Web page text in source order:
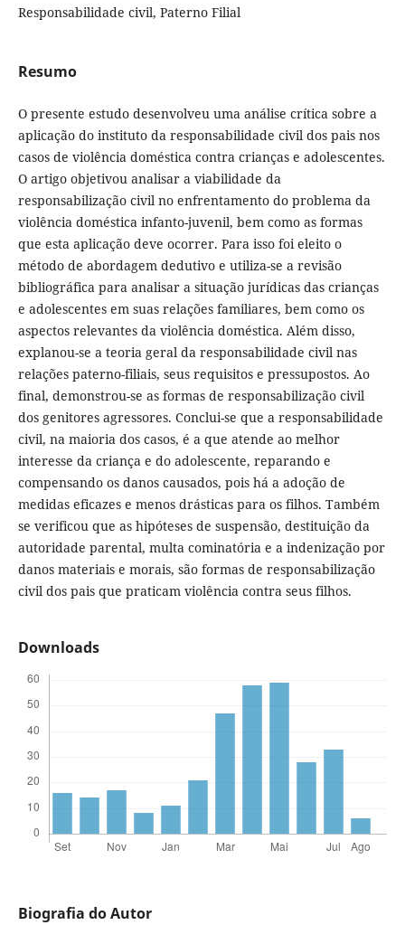
Responsabilidade civil, Paterno Filial
Resumo
O presente estudo desenvolveu uma análise crítica sobre a
aplicação do instituto da responsabilidade civil dos pais nos
casos de violência doméstica contra crianças e adolescentes.
O artigo objetivou analisar a viabilidade da
responsabilização civil no enfrentamento do problema da
violência doméstica infanto-juvenil, bem como as formas
que esta aplicação deve ocorrer. Para isso foi eleito o
método de abordagem dedutivo e utiliza-se a revisão
bibliográfica para analisar a situação jurídicas das crianças
e adolescentes em suas relações familiares, bem como os
aspectos relevantes da violência doméstica. Além disso,
explanou-se a teoria geral da responsabilidade civil nas
relações paterno-filiais, seus requisitos e pressupostos. Ao
final, demonstrou-se as formas de responsabilização civil
dos genitores agressores. Conclui-se que a responsabilidade
civil, na maioria dos casos, é a que atende ao melhor
interesse da criança e do adolescente, reparando e
compensando os danos causados, pois há a adoção de
medidas eficazes e menos drásticas para os filhos. Também
se verificou que as hipóteses de suspensão, destituição da
autoridade parental, multa cominatória e a indenização por
danos materiais e morais, são formas de responsabilização
civil dos pais que praticam violência contra seus filhos.
Downloads
Biografia do Autor